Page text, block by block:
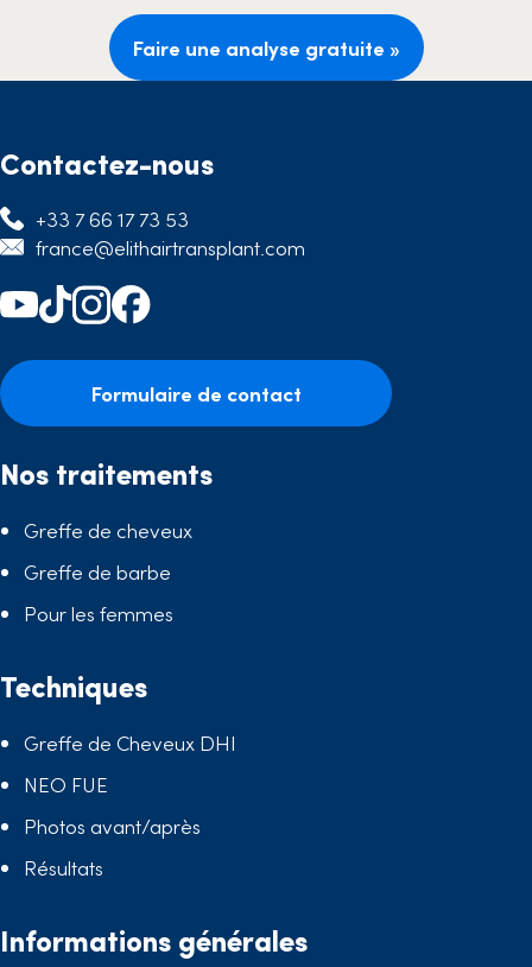
Faire une analyse gratuite »
Contactez-nous
+33 7 66 17 73 53
france@elithairtransplant.com
Formulaire de contact
Nos traitements
Greffe de cheveux
Greffe de barbe
Pour les femmes
Techniques
Greffe de Cheveux DHI
NEO FUE
Photos avant/après
Résultats
Informations générales